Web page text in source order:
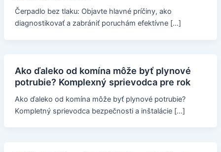
Čerpadlo bez tlaku: Objavte hlavné príčiny, ako
diagnostikovať a zabrániť poruchám efektívne […]
Ako ďaleko od komína môže byť plynové
potrubie? Komplexný sprievodca pre rok
Ako ďaleko od komína môže byť plynové potrubie?
Kompletný sprievodca bezpečnosti a inštalácie […]